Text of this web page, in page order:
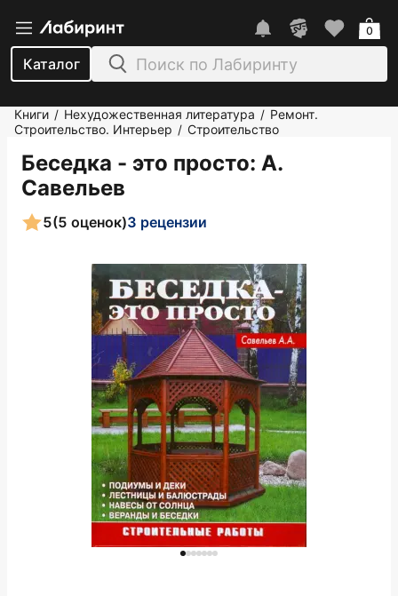
Каталог
0
Книги / Нехудожественная литература / Ремонт.
Строительство. Интерьер / Строительство
Беседка - это просто: А.
Савельев
5(5 оценок)3 рецензии